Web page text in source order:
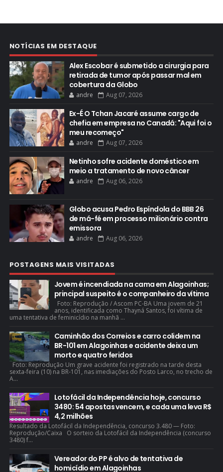
NOTÍCIAS EM DESTAQUE
Alex Escobar é submetido a cirurgia para
retirada de tumor após passar mal em
cobertura da Globo
andre Aug 07, 2026
Ex-É O Tchan Jacaré assume cargo de
chefia em empresa no Canadá: "Aqui foi o
meu recomeço"
andre Aug 07, 2026
Netinho sofre acidente doméstico em
meio a tratamento de novo câncer
andre Aug 06, 2026
Globo acusa Pedro Espíndola do BBB 26
de má-fé em processo milionário contra
emissora
andre Aug 06, 2026
POSTAGENS MAIS VISITADAS
Jovem é incendiada na cama em Alagoinhas;
principal suspeito é o companheiro da vítima
Foto: Reprodução / Ascom PC-BA Uma jovem de 21
anos, identificada como Thayná Santos, foi vítima de
uma tentativa de feminicídio na manhã ...
Caminhão dos Correios e carro colidem na
BR-101 em Alagoinhas e acidente deixa um
morto e quatro feridos
Foto: Reprodução Um grave acidente foi registrado na tarde desta
sexta-feira (10) na BR-101, nas imediações do Posto Larco, no trecho de
A...
Lotofácil da Independência hoje, concurso
3480: 54 apostas vencem, e cada uma leva R$
4,2 milhões
Resultado da Lotofácil da Independência, concurso 3.480 — Foto:
Reprodução/Caixa O sorteio da Lotofácil da Independência (concurso
3480) f...
Vereador do PP é alvo de tentativa de
homicídio em Alagoinhas